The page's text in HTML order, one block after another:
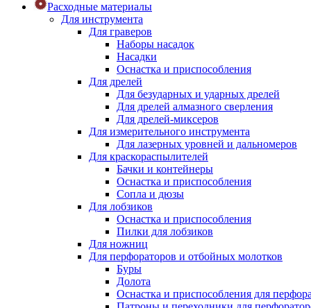
Расходные материалы
Для инструмента
Для граверов
Наборы насадок
Насадки
Оснастка и приспособления
Для дрелей
Для безударных и ударных дрелей
Для дрелей алмазного сверления
Для дрелей-миксеров
Для измерительного инструмента
Для лазерных уровней и дальномеров
Для краскораспылителей
Бачки и контейнеры
Оснастка и приспособления
Сопла и дюзы
Для лобзиков
Оснастка и приспособления
Пилки для лобзиков
Для ножниц
Для перфораторов и отбойных молотков
Буры
Долота
Оснастка и приспособления для